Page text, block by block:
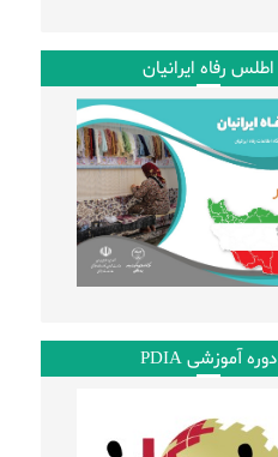
اطلس رفاه ایرانیان
دوره آموزشی PDIA